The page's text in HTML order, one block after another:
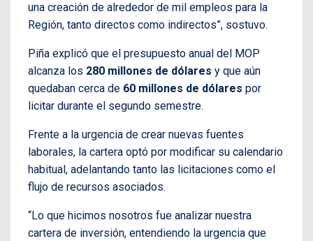
una creación de alrededor de mil empleos para la
Región, tanto directos como indirectos”, sostuvo.
Piña explicó que el presupuesto anual del MOP
alcanza los 280 millones de dólares y que aún
quedaban cerca de 60 millones de dólares por
licitar durante el segundo semestre.
Frente a la urgencia de crear nuevas fuentes
laborales, la cartera optó por modificar su calendario
habitual, adelantando tanto las licitaciones como el
flujo de recursos asociados.
“Lo que hicimos nosotros fue analizar nuestra
cartera de inversión, entendiendo la urgencia que